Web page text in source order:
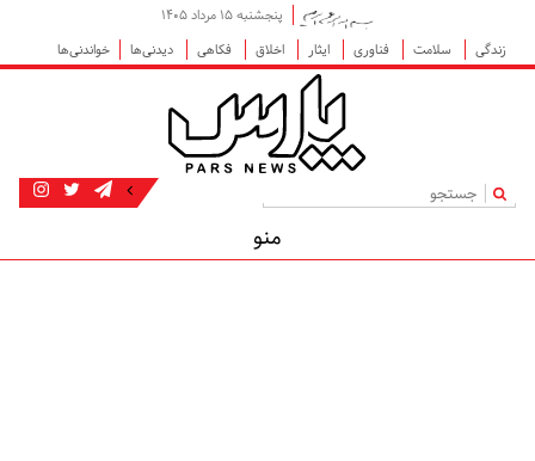
پنجشنبه ۱۵ مرداد ۱۴۰۵
زندگی
سلامت فناوری ایثار اخلاق فکاهی دیدنی‌ها خواندنی‌ها
|
منو